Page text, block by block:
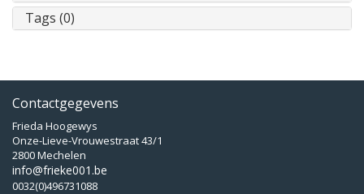
Tags (0)
Contactgegevens
Frieda Hoogewys
Onze-Lieve-Vrouwestraat 43/1
2800 Mechelen
info@frieke001.be
0032(0)496731088